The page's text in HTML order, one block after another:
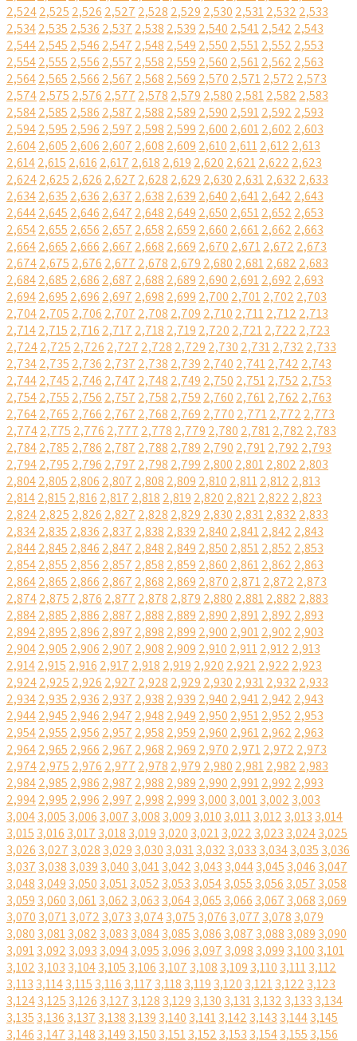
2,5242,525 2,526 2,527 2,528 2,529 2,530 2,5312,532 2,533
2,5342,535 2,536 2,537 2,538 2,539 2,540 2,5412,542 2,543
2,5442,545 2,546 2,547 2,548 2,549 2,550 2,5512,552 2,553
2,5542,555 2,556 2,557 2,558 2,559 2,560 2,5612,562 2,563
2,5642,565 2,566 2,567 2,568 2,569 2,570 2,5712,572 2,573
2,5742,575 2,576 2,577 2,578 2,579 2,580 2,5812,582 2,583
2,5842,585 2,586 2,587 2,588 2,589 2,590 2,5912,592 2,593
2,5942,595 2,596 2,597 2,598 2,599 2,600 2,6012,602 2,603
2,6042,605 2,606 2,607 2,608 2,609 2,610 2,6112,612 2,613
2,6142,615 2,616 2,617 2,618 2,619 2,620 2,6212,622 2,623
2,6242,625 2,626 2,627 2,628 2,629 2,630 2,6312,632 2,633
2,6342,635 2,636 2,637 2,638 2,639 2,640 2,6412,642 2,643
2,6442,645 2,646 2,647 2,648 2,649 2,650 2,6512,652 2,653
2,6542,655 2,656 2,657 2,658 2,659 2,660 2,6612,662 2,663
2,6642,665 2,666 2,667 2,668 2,669 2,670 2,6712,672 2,673
2,6742,675 2,676 2,677 2,678 2,679 2,680 2,6812,682 2,683
2,6842,685 2,686 2,687 2,688 2,689 2,690 2,6912,692 2,693
2,6942,695 2,696 2,697 2,698 2,699 2,700 2,7012,702 2,703
2,7042,705 2,706 2,707 2,708 2,709 2,710 2,7112,712 2,713
2,7142,715 2,716 2,717 2,718 2,719 2,720 2,7212,722 2,723
2,7242,725 2,726 2,727 2,728 2,729 2,730 2,7312,732 2,733
2,7342,735 2,736 2,737 2,738 2,739 2,740 2,7412,742 2,743
2,7442,745 2,746 2,747 2,748 2,749 2,750 2,7512,752 2,753
2,7542,755 2,756 2,757 2,758 2,759 2,760 2,7612,762 2,763
2,7642,765 2,766 2,767 2,768 2,769 2,770 2,7712,772 2,773
2,7742,775 2,776 2,777 2,778 2,779 2,780 2,7812,782 2,783
2,7842,785 2,786 2,787 2,788 2,789 2,790 2,7912,792 2,793
2,7942,795 2,796 2,797 2,798 2,799 2,800 2,8012,802 2,803
2,8042,805 2,806 2,807 2,808 2,809 2,810 2,8112,812 2,813
2,8142,815 2,816 2,817 2,818 2,819 2,820 2,8212,822 2,823
2,8242,825 2,826 2,827 2,828 2,829 2,830 2,8312,832 2,833
2,8342,835 2,836 2,837 2,838 2,839 2,840 2,8412,842 2,843
2,8442,845 2,846 2,847 2,848 2,849 2,850 2,8512,852 2,853
2,8542,855 2,856 2,857 2,858 2,859 2,860 2,8612,862 2,863
2,8642,865 2,866 2,867 2,868 2,869 2,870 2,8712,872 2,873
2,8742,875 2,876 2,877 2,878 2,879 2,880 2,8812,882 2,883
2,8842,885 2,886 2,887 2,888 2,889 2,890 2,8912,892 2,893
2,8942,895 2,896 2,897 2,898 2,899 2,900 2,9012,902 2,903
2,9042,905 2,906 2,907 2,908 2,909 2,910 2,9112,912 2,913
2,9142,915 2,916 2,917 2,918 2,919 2,920 2,9212,922 2,923
2,9242,925 2,926 2,927 2,928 2,929 2,930 2,9312,932 2,933
2,9342,935 2,936 2,937 2,938 2,939 2,940 2,9412,942 2,943
2,9442,945 2,946 2,947 2,948 2,949 2,950 2,9512,952 2,953
2,9542,955 2,956 2,957 2,958 2,959 2,960 2,9612,962 2,963
2,9642,965 2,966 2,967 2,968 2,969 2,970 2,9712,972 2,973
2,9742,975 2,976 2,977 2,978 2,979 2,980 2,9812,982 2,983
2,9842,985 2,986 2,987 2,988 2,989 2,990 2,9912,992 2,993
2,9942,995 2,996 2,997 2,998 2,999 3,000 3,0013,002 3,003
3,0043,005 3,006 3,007 3,008 3,009 3,010 3,0113,012 3,013 3,014
3,015 3,016 3,017 3,018 3,019 3,020 3,0213,022 3,023 3,0243,025
3,026 3,027 3,028 3,029 3,030 3,0313,032 3,033 3,0343,035 3,036
3,037 3,038 3,039 3,040 3,0413,042 3,043 3,0443,045 3,046 3,047
3,048 3,049 3,050 3,0513,052 3,053 3,0543,055 3,056 3,057 3,058
3,059 3,060 3,0613,062 3,063 3,0643,065 3,066 3,067 3,068 3,069
3,070 3,0713,072 3,073 3,0743,075 3,076 3,077 3,078 3,079
3,080 3,0813,082 3,083 3,0843,085 3,086 3,087 3,088 3,089 3,090
3,0913,092 3,093 3,0943,095 3,096 3,097 3,098 3,099 3,100 3,101
3,102 3,103 3,1043,105 3,106 3,107 3,108 3,109 3,110 3,1113,112
3,113 3,1143,115 3,116 3,117 3,118 3,119 3,120 3,1213,122 3,123
3,1243,125 3,126 3,127 3,128 3,129 3,130 3,1313,132 3,133 3,134
3,135 3,136 3,137 3,138 3,139 3,140 3,1413,142 3,143 3,1443,145
3,146 3,147 3,148 3,149 3,150 3,1513,152 3,153 3,1543,155 3,156